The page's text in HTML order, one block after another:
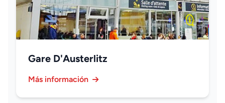
Gare D'Austerlitz
Más información